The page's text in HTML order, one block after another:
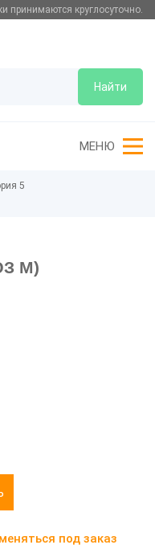
принимаются круглосуточно.
Найти
МЕНЮ
5
М)
под заказ